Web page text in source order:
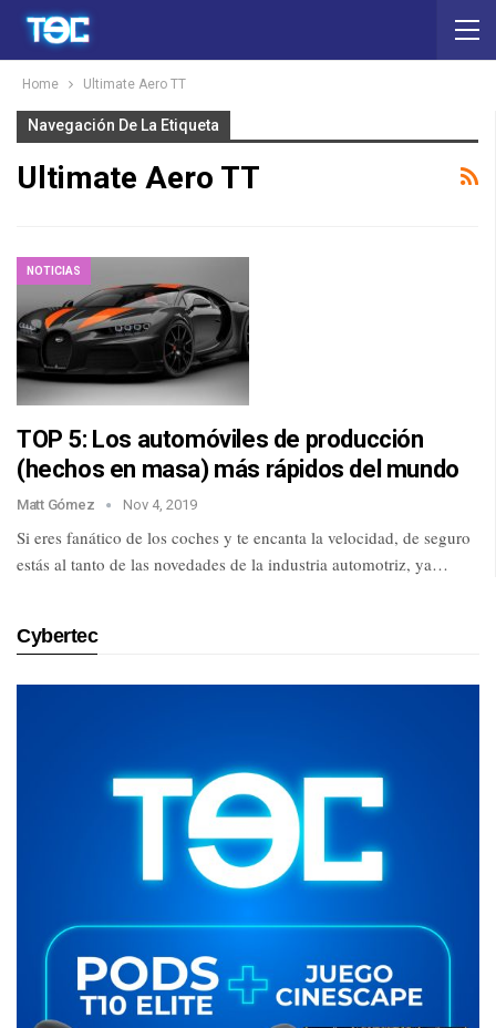
Home Ultimate Aero TT
Navegación De La Etiqueta
Ultimate Aero TT
NOTICIAS
TOP 5: Los automóviles de producción
(hechos en masa) más rápidos del mundo
Matt Gómez Nov 4, 2019
Si eres fanático de los coches y te encanta la velocidad, de seguro
estás al tanto de las novedades de la industria automotriz, ya…
Cybertec